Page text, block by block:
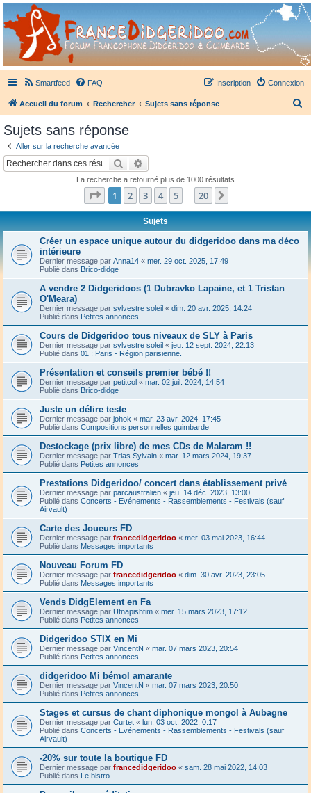
France Didgeridoo
Didgeridoo et Guimbarde sur France Didgeridoo - retrouvez la communauté.
Smartfeed FAQ Connexion
Inscription
Accueil du forum Rechercher Sujets sans réponse
Sujets sans réponse
Aller sur la recherche avancée
Rechercher
La recherche a retourné plus de 1000 résultats
Page 1sur20
1 2 3 4 5 20
Sujets
Créer un espace unique autour du didgeridoo dans ma déco
intérieure
Dernier message par Anna14 « mer. 29 oct. 2025, 17:49
Publié dans Brico-didge
A vendre 2 Didgeridoos (1 Dubravko Lapaine, et 1 Tristan
O'Meara)
Dernier message par sylvestre soleil « dim. 20 avr. 2025, 14:24
Publié dans Petites annonces
Cours de Didgeridoo tous niveaux de SLY à Paris
Dernier message par sylvestre soleil « jeu. 12 sept. 2024, 22:13
Publié dans 01 : Paris - Région parisienne.
Présentation et conseils premier bébé !!
Dernier message par petitcol « mar. 02 juil. 2024, 14:54
Publié dans Brico-didge
Juste un délire teste
Dernier message par johok « mar. 23 avr. 2024, 17:45
Publié dans Compositions personnelles guimbarde
Destockage (prix libre) de mes CDs de Malaram !!
Dernier message par Trias Sylvain « mar. 12 mars 2024, 19:37
Publié dans Petites annonces
Prestations Didgeridoo/ concert dans établissement privé
Dernier message par parcaustralien « jeu. 14 déc. 2023, 13:00
Publié dans Concerts - Evénements - Rassemblements - Festivals (sauf
Airvault)
Carte des Joueurs FD
Dernier message par francedidgeridoo « mer. 03 mai 2023, 16:44
Publié dans Messages importants
Nouveau Forum FD
Dernier message par francedidgeridoo « dim. 30 avr. 2023, 23:05
Publié dans Messages importants
Vends DidgElement en Fa
Dernier message par Utnapishtim « mer. 15 mars 2023, 17:12
Publié dans Petites annonces
Didgeridoo STIX en Mi
Dernier message par VincentN « mar. 07 mars 2023, 20:54
Publié dans Petites annonces
didgeridoo Mi bémol amarante
Dernier message par VincentN « mar. 07 mars 2023, 20:50
Publié dans Petites annonces
Stages et cursus de chant diphonique mongol à Aubagne
Dernier message par Curtet « lun. 03 oct. 2022, 0:17
Publié dans Concerts - Evénements - Rassemblements - Festivals (sauf
Airvault)
-20% sur toute la boutique FD
Dernier message par francedidgeridoo « sam. 28 mai 2022, 14:03
Publié dans Le bistro